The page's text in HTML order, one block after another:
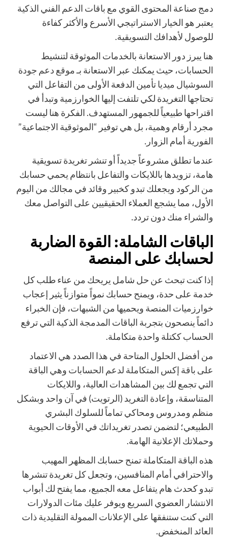
دمج صناعة المحتوى القوي مع باقات الدعم الفني الذكية
يعتبر هو الخيار الاستراتيجي الأسرع والأكثر كفاءة
للوصول لأهدافك التسويقية.
هنا يبرز دور الاستعانة بالخدمات الموثوقة لتنشيط
الحسابات، حيث يمكنك عبر الاستعانة بـموقع دعم جودة
السوشيال ميدياتأمين الدفعة الأولى من التفاعل التي
تحتاجها التغريدة لكي تلتفت إليها الخوارزمية وتبدأ في
اقتراحها طبيعياً للجمهور المستهدف. الفكرة هنا ليست
مجرد أرقام وهمية، بل هي توفير “الموثوقية الاجتماعية”
الفورية أمام الزوار.
عندما تطلق مشروعاً جديداً أو تنشر تغريدة تسويقية
هامة، تزويدها باللايكات والتفاعل بانتظام يحمي حسابك
من الركود ويجعلك تبدو كخبير وقائد في مجالك من اليوم
الأول، مما يشجع العملاء الحقيقيين على التواصل معك
والشراء منك دون تردد.
الباقات الشاملة: القوة الضاربة
لحسابك على المنصة
إذا كنت تبحث عن حل شامل يريحك من عناء طلب كل
خدمة على حدة، ويمنح حسابك نمواً متوازناً يثير إعجاب
خوارزميات المنصة ويحميها من الشبهات، فإن الخبراء
دائماً ينصحون بتجربة الباقات المدمجة الذكية التي ترفع
الحساب ككتلة واحدة متكاملة.
من أفضل الحلول المتاحة في هذا الصدد هي الاعتماد
على باقة إكس المتكاملة لدعم الحسابات وهي الباقة
التي تجمع لك بين المشاهدات العالية، واللايكات
المتناسقة، وإعادة التغريد (الرتويت) في آن واحد وبشكل
منظم ومدروس ومحاكي تماماً للسلوك البشري
الطبيعي؛ لتضمن تصدر تغريداتك في الأوقات الحيوية
وحملاتك الإعلانية الهامة.
هذه الباقة المتكاملة تمنح حسابك المظهر المهيب
والاحترافي أمام المنافسين، وتجعل كل تغريدة تنشرها
تبدو كحدث هام يتفاعل معه الجميع، مما يفتح لك أبواب
الانتشار العضوي السريع ويوفر عليك مئات الدولارات
التي كنت ستنفقها على الإعلانات الممولة التقليدية ذات
العائد المنخفض.